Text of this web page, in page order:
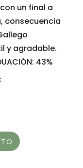
un final a
consecuencia
y agradable.
43%